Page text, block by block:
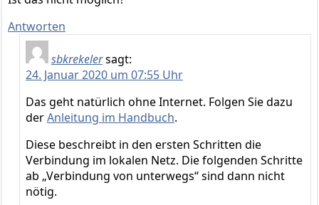
Antworten
sbkrekelersagt:
24. Januar 2020 um 07:55 Uhr
Das geht natürlich ohne Internet. Folgen Sie dazu
derAnleitung im Handbuch.
Diese beschreibt in den ersten Schritten die
Verbindung im lokalen Netz. Die folgenden Schritte
ab „Verbindung von unterwegs“ sind dann nicht
nötig.